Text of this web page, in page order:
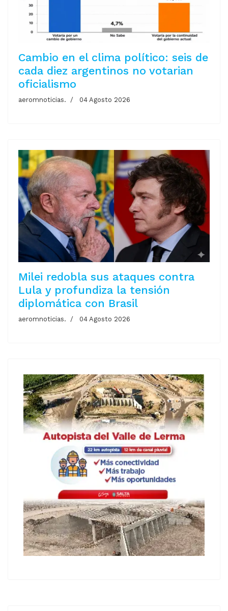
Cambio en el clima político: seis de
cada diez argentinos no votarian
oficialismo
aeromnoticias. 04 Agosto 2026
Milei redobla sus ataques contra
Lula y profundiza la tensión
diplomática con Brasil
aeromnoticias. 04 Agosto 2026